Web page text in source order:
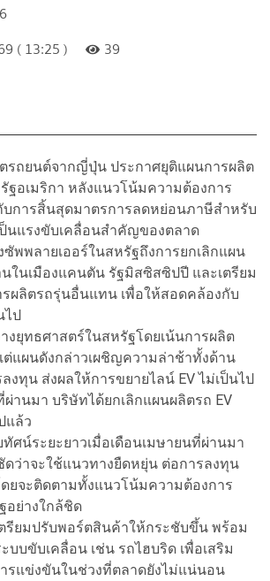
( 13:25 )
39
ตรถยนต์จากญี่ปุ่น ประกาศยุติแผนการผลิต
ฐอเมริกา หลังแนวโน้มความต้องการ
บการสิ้นสุดมาตรการลดหย่อนภาษีสำหรับ
ป็นแรงขับเคลื่อนสำคัญของตลาด
พพลายเออร์ในสหรัฐถึงการยกเลิกแผน
นในเมืองแคนตัน รัฐมิสซิสซิปปี และเตรียม
รผลิตรถรุ่นอื่นแทน เพื่อให้สอดคล้องกับ
ไป
ยุทธศาสตร์ในสหรัฐโดยเน้นการผลิต
แผนดังกล่าวเผชิญความล่าช้าทั้งด้าน
ทุน ส่งผลให้การขยายไลน์ EV ไม่เป็นไป
ผ่านมา บริษัทได้ยกเลิกแผนผลิตรถ EV
แล้ว
ศน์ระยะยาวเมื่อเดือนเมษายนที่ผ่านมา
าจะใช้แนวทางยืดหยุ่น ต่อการลงทุน
ดยจะติดตามทั้งแนวโน้มความต้องการ
อย่างใกล้ชิด
รียมปรับพอร์ตสินค้าให้กระชับขึ้น พร้อม
บบขับเคลื่อน เช่น รถไฮบริด เพื่อเสริม
รแข่งขันในช่วงที่ตลาดยังไม่แน่นอน